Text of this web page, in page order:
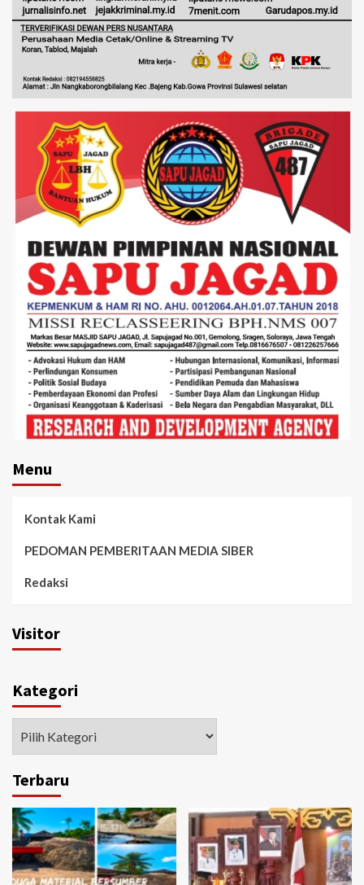
Menu
Kontak Kami
PEDOMAN PEMBERITAAN MEDIA SIBER
Redaksi
Visitor
Kategori
Terbaru